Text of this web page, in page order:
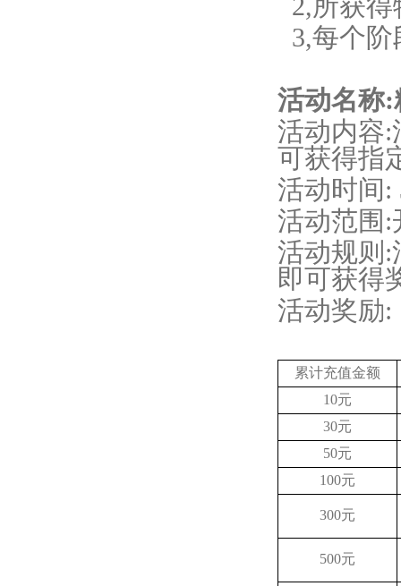
2,所获
3,每个阶
活动名称:
活动内容:
可获得指
活动时间 :
活动范围 :
活动规则 :
即可获得
活动奖励:
累计充值金额
10元
30元
50元
100元
300元
500元